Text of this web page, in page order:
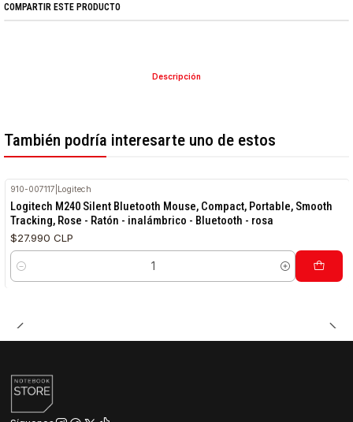
COMPARTIR ESTE PRODUCTO
Descripción
También podría interesarte uno de estos
910-007117 Logitech
Logitech M240 Silent Bluetooth Mouse, Compact, Portable, Smooth
Tracking, Rose - Ratón - inalámbrico - Bluetooth - rosa
$27.990 CLP
Cantidad